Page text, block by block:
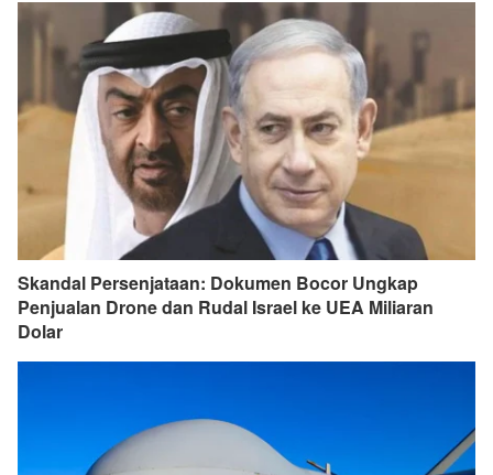
Skandal Persenjataan: Dokumen Bocor Ungkap
Penjualan Drone dan Rudal Israel ke UEA Miliaran
Dolar